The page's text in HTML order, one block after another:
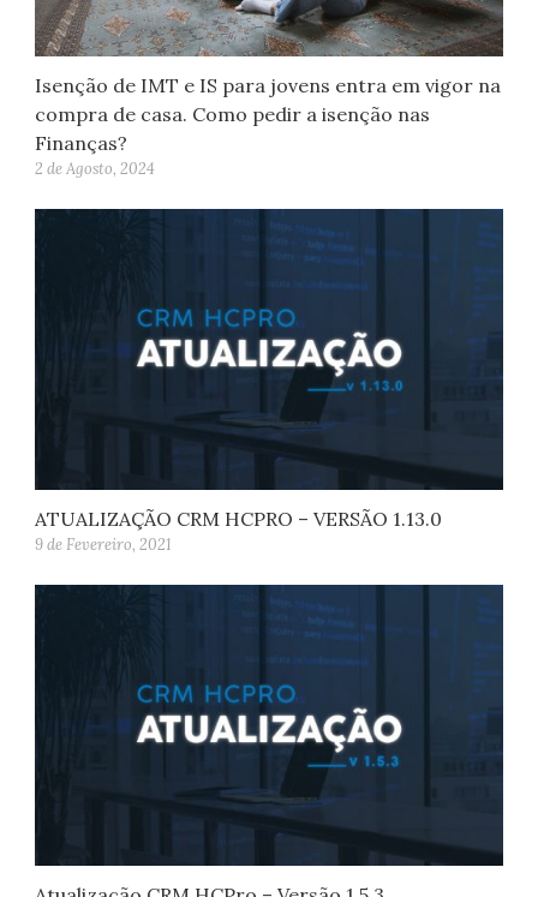
Isenção de IMT e IS para jovens entra em vigor na
compra de casa. Como pedir a isenção nas
Finanças?
2 de Agosto, 2024
ATUALIZAÇÃO CRM HCPRO – VERSÃO 1.13.0
9 de Fevereiro, 2021